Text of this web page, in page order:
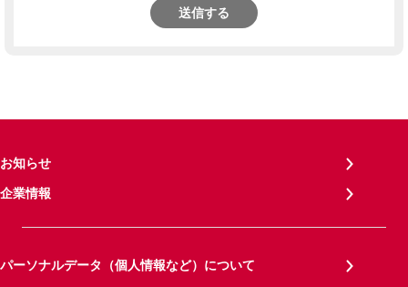
送信する
お知らせ
企業情報
パーソナルデータ（個人情報など）について